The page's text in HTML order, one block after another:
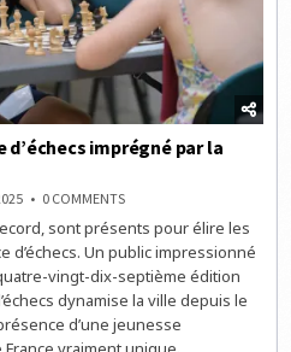
d’échecs imprégné par la
0 COMMENTSON
CHAMPIONNAT
DE
FRANCE
D’ÉCHECS
IMPRÉGNÉ
PAR
LA
VITALITÉ
sont présents pour élire les
d’échecs. Un public impressionné
vingt-dix-septième édition
dynamise la ville depuis le
d’une jeunesse